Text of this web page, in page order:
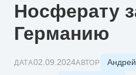
Носферату
Германию
ДАТА02.09.2024АВТОР